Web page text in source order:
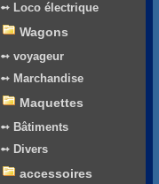
➻ Loco électrique
Wagons
➻ voyageur
➻ Marchandise
Maquettes
➻ Bâtiments
➻ Divers
accessoires